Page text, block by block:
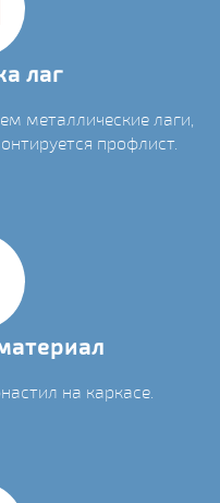
лаг
металлические лаги,
профлист.
на каркасе.